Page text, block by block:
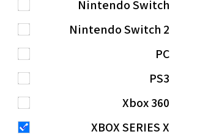
Nintendo Switch
Nintendo Switch 2
PC
PS3
Xbox 360
XBOX SERIES X